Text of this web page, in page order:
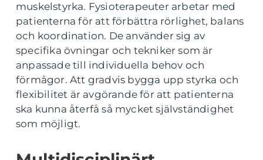
muskelstyrka. Fysioterapeuter arbetar med
patienterna för att förbättra rörlighet, balans
och koordination. De använder sig av
specifika övningar och tekniker som är
anpassade till individuella behov och
förmågor. Att gradvis bygga upp styrka och
flexibilitet är avgörande för att patienterna
ska kunna återfå så mycket självständighet
som möjligt.